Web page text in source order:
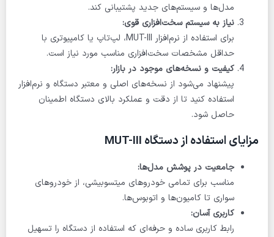
مدل‌ها و سیستم‌های جدید پشتیبانی کند.
نیاز به سیستم سخت‌افزاری قوی:
برای استفاده از نرم‌افزار MUT-III، لپ‌تاپ یا کامپیوتری با
حداقل مشخصات سخت‌افزاری مناسب مورد نیاز است.
کیفیت و نسخه‌های موجود در بازار:
پیشنهاد می‌شود از نسخه‌های اصلی و معتبر دستگاه و نرم‌افزار
استفاده کنید تا از دقت و عملکرد بالای دستگاه اطمینان
حاصل شود.
مزایای استفاده از دستگاه MUT-III
جامعیت در پوشش مدل‌ها:
مناسب برای تمامی خودروهای میتسوبیشی، از خودروهای
سواری تا کامیون‌ها و اتوبوس‌ها.
کاربری آسان:
رابط کاربری ساده و حرفه‌ای که استفاده از دستگاه را تسهیل